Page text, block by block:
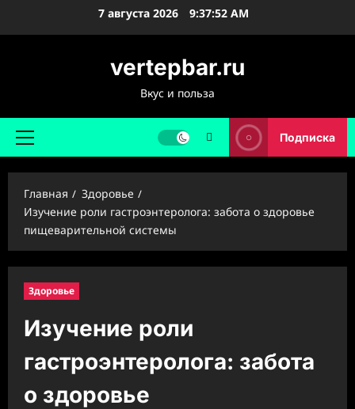
7 августа 2026 9:37:53 AM
vertepbar.ru
Вкус и польза
Основное
Подписка
Главная
Здоровье
Изучение роли гастроэнтеролога: забота о здоровье
пищеварительной системы
Здоровье
Изучение роли
гастроэнтеролога: забота
о здоровье